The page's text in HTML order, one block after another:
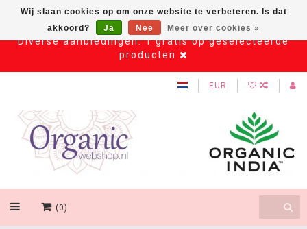
Diverse aanbiedingen: 1 gratis op geselecteerde
producten
EUR
(0)
Wij slaan cookies op om onze website te verbeteren. Is dat
akkoord?
Ja Nee Meer over cookies »